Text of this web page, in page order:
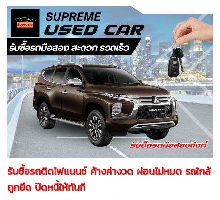
รับซื้อรถติดไฟแนนซ์ ค้างค่างวด ผ่อนไม่หมด รถใกล้
ถูกยึด ปิดหนี้ให้ทันที